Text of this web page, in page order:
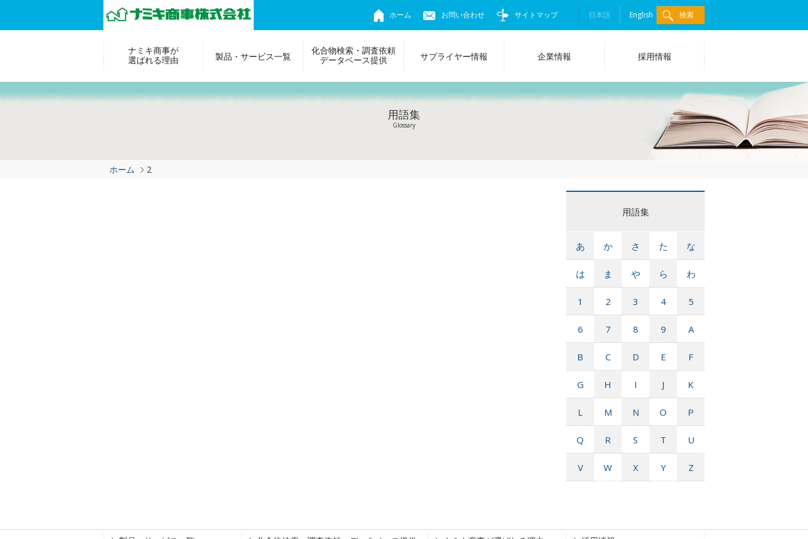
ホーム お問い合わせ サイトマップ 日本語 English 検索
ナミキ商事が
選ばれる理由
製品・サービス一覧
化合物検索・調査依頼
データベース提供
サプライヤー情報 企業情報 採用情報
用語集
Glossary
ホーム 2
用語集
あ か さ た な
は ま や ら わ
1 2 3 4 5
6 7 8 9 A
B C D E F
G H I J K
L M N O P
Q R S T U
V W X Y Z